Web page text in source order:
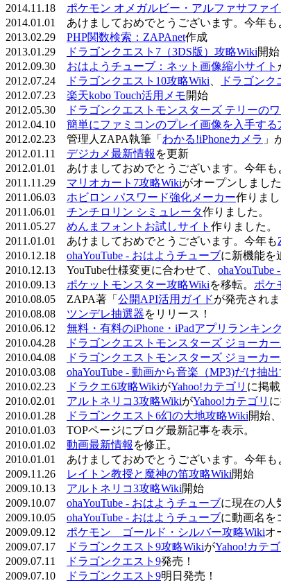
2014.11.18 ポケモン オメガルビー・アルファサファ
2014.01.01 あけましておめでとうございます。今年も
2013.02.29 PHP関数検索：ZAPAnet作成
2013.01.29
ドラゴンクエスト7（3DS版）攻略Wiki開始
2012.09.30 おはようチューブ：ネット画像縮小サイト
2012.07.24
ドラゴンクエスト10攻略Wiki ドラゴンク
2012.07.23 楽天kobo Touch活用メモ開始
2012.05.30
ドラゴンクエストモンスターズ テリーの
2012.04.10 簡単にファミコンのプレイ画像を入手する
2012.02.23 管理人ZAPA執筆「 わかる!iPhoneカメラ 」
2012.01.11 デジカメ最新情報 を更新
2012.01.01 あけましておめでとうございます。今年も
2011.11.29 マリオカート7攻略Wikiがオープンしました
2011.06.03 ホビロン パスワード強化メーカー作りまし
2011.06.01 チンチロリン シミュレータ作りました。
2011.05.27 めんまフォントお試しサイト 作りました。
2011.01.01 あけましておめでとうございます。今年も
2010.12.18 ohaYouTube - おはようチューブに新機能を
2010.12.13 YouTube仕様変更に合わせて、
2010.09.13 ポケットモンスター攻略Wikiを移転。 ポケ
2010.08.05 ZAPA著「 公開API活用ガイドが発売されま
2010.08.08 ツンデレ抽選器をリリース！
2010.06.12 無料・有料のiPhone・iPadアプリランキン
2010.04.28
ドラゴンクエストモンスターズ ジョーカー
2010.04.08
ドラゴンクエストモンスターズ ジョーカ
2010.03.08 ohaYouTube - 動画から音楽（MP3)だけ抽
2010.02.23
ドラクエ6攻略WikiがYahoo!カテゴリ に掲載
2010.02.01 アルトネリコ3攻略WikiがYahoo!カテゴリ
2010.01.28
ドラゴンクエスト6幻の大地攻略Wiki開始、
2010.01.03 TOPページにブログ最新記事を表示。
2010.01.02 動画最新情報 を修正。
2010.01.01 あけましておめでとうございます。今年も
2009.11.26
レイトン教授と魔神の笛攻略Wiki開始
2009.10.13 アルトネリコ3攻略Wiki開始
2009.10.07 ohaYouTube - おはようチューブに現在の人
2009.10.05 ohaYouTube - おはようチューブに動画名を
2009.09.12 ポケモン ゴールド・シルバー攻略Wikiオ
2009.07.17
ドラゴンクエスト9攻略WikiがYahoo!カテゴ
2009.07.11
ドラゴンクエスト9発売！
2009.07.10
ドラゴンクエスト9明日発売！